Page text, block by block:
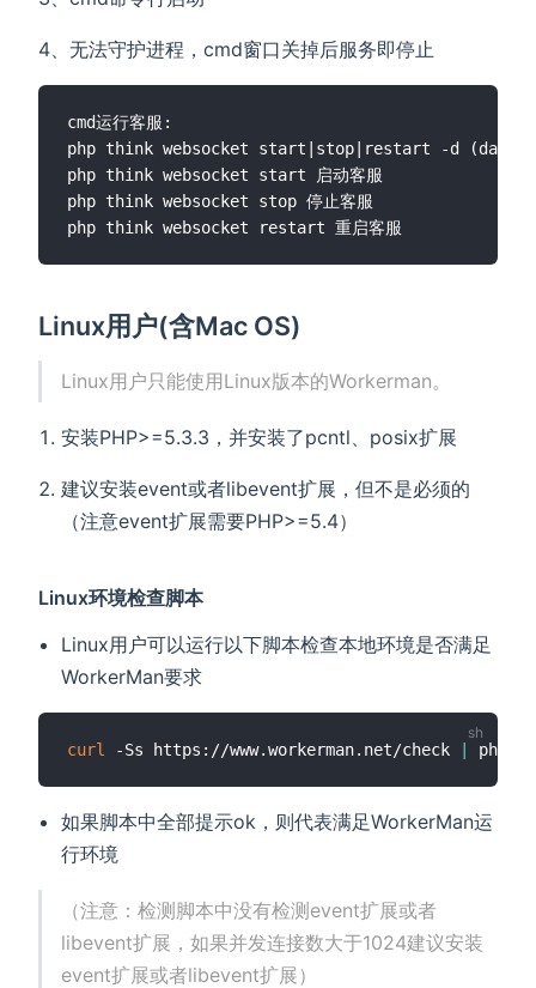
4、无法守护进程，cmd窗口关掉后服务即停止
cmd运行客服:
php think websocket start|stop|restart -d (daemon（
php think websocket start 启动客服
php think websocket stop 停止客服
Linux用户(含Mac OS)
Linux用户只能使用Linux版本的Workerman。
安装PHP>=5.3.3，并安装了pcntl、posix扩展
建议安装event或者libevent扩展，但不是必须的
（注意event扩展需要PHP>=5.4）
Linux环境检查脚本
Linux用户可以运行以下脚本检查本地环境是否满足
WorkerMan要求
curl -Ss https://www.workerman.net/check
如果脚本中全部提示ok，则代表满足WorkerMan运
行环境
（注意：检测脚本中没有检测event扩展或者
libevent扩展，如果并发连接数大于1024建议安装
event扩展或者libevent扩展）